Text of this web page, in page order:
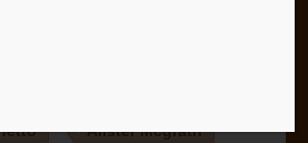
Alister Mcgrath